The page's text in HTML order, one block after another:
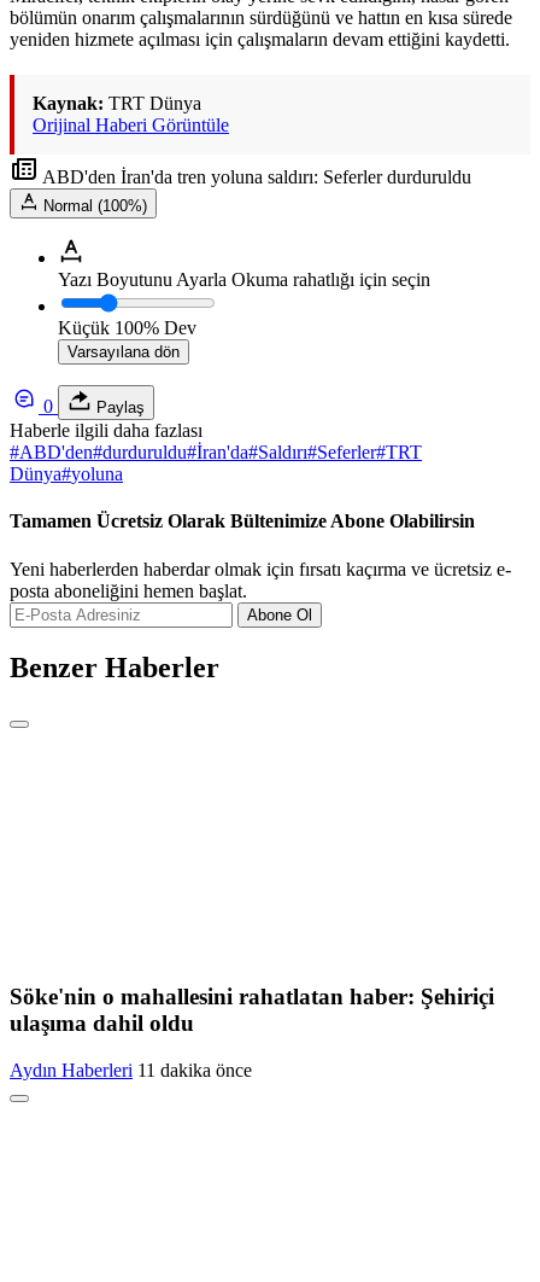
bölümün onarım çalışmalarının sürdüğünü ve hattın en kısa sürede
yeniden hizmete açılması için çalışmaların devam ettiğini kaydetti.
Kaynak: TRT Dünya
Orijinal Haberi Görüntüle
ABD'den İran'da tren yoluna saldırı: Seferler durduruldu
Normal (100%)
Yazı Boyutunu Ayarla Okuma rahatlığı için seçin
Küçük 100% Dev
Varsayılana dön
0 Paylaş
Haberle ilgili daha fazlası
#ABD'den#durduruldu#İran'da#Saldırı#Seferler#TRT
Dünya#yoluna
Tamamen Ücretsiz Olarak Bültenimize Abone Olabilirsin
Yeni haberlerden haberdar olmak için fırsatı kaçırma ve ücretsiz e-
posta aboneliğini hemen başlat.
Abone Ol
Benzer Haberler
Söke'nin o mahallesini rahatlatan haber: Şehiriçi
ulaşıma dahil oldu
Aydın Haberleri 11 dakika önce